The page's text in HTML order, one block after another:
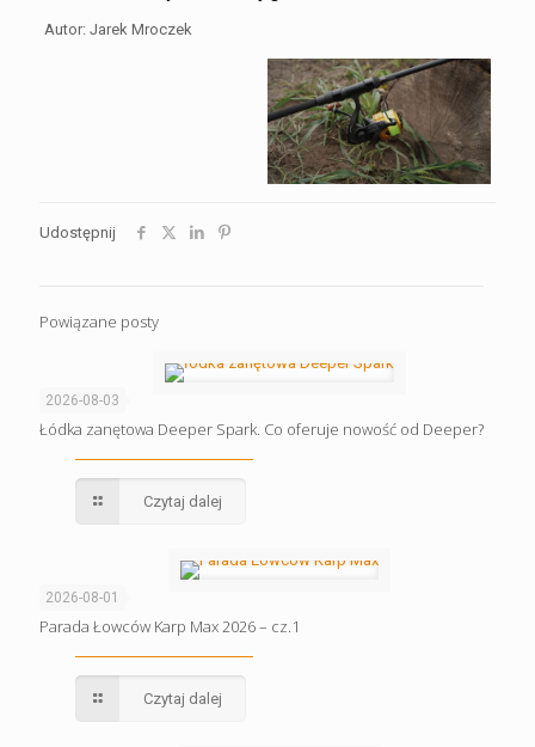
Autor: Jarek Mroczek
Udostępnij
Powiązane posty
2026-08-03
Łódka zanętowa Deeper Spark. Co oferuje nowość od Deeper?
Czytaj dalej
2026-08-01
Parada Łowców Karp Max 2026 – cz.1
Czytaj dalej